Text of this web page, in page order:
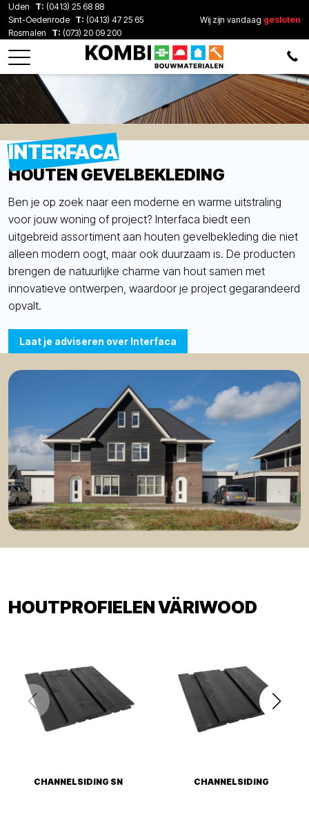
Uden T: (0413) 25 68 88
Sint-Oedenrode T: (0413) 47 25 65
Rosmalen
T: (073) 20 09 200
Wij zijn vandaag gesloten
INTERFACA
HOUTEN GEVELBEKLEDING
Ben je op zoek naar een moderne en warme uitstraling
voor jouw woning of project? Interfaca biedt een
uitgebreid assortiment aan houten gevelbekleding die niet
alleen modern oogt, maar ook duurzaam is. De producten
brengen de natuurlijke charme van hout samen met
innovatieve ontwerpen, waardoor je project gegarandeerd
opvalt.
Laat je adviseren over Interfaca
HOUTPROFIELEN VÄRIWOOD
CHANNELSIDING SN CHANNELSIDING